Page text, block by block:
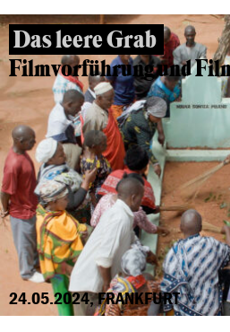
Das leere Grab
Filmvorführung und
24.05.2024, FRANKFURT